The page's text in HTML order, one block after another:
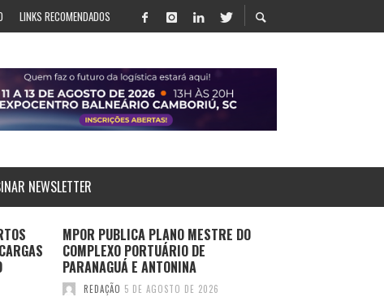
LINKS RECOMENDADOS
NEWSLETTER
MPOR PUBLICA PLANO MESTRE DO
COMPLEXO PORTUÁRIO DE
PARANAGUÁ E ANTONINA
REDAÇÃO 5 DE AGOSTO DE 2026